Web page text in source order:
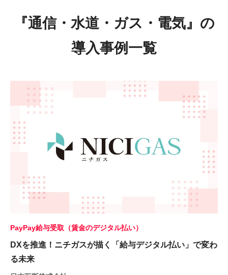
『通信・水道・ガス・電気』の
導入事例一覧
PayPay給与受取（賃金のデジタル払い）
DXを推進！ニチガスが描く「給与デジタル払い」で変わ
る未来